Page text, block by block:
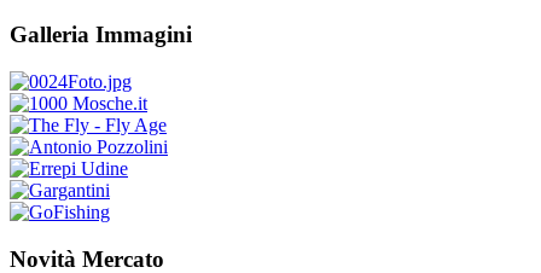
Galleria Immagini
Novità Mercato